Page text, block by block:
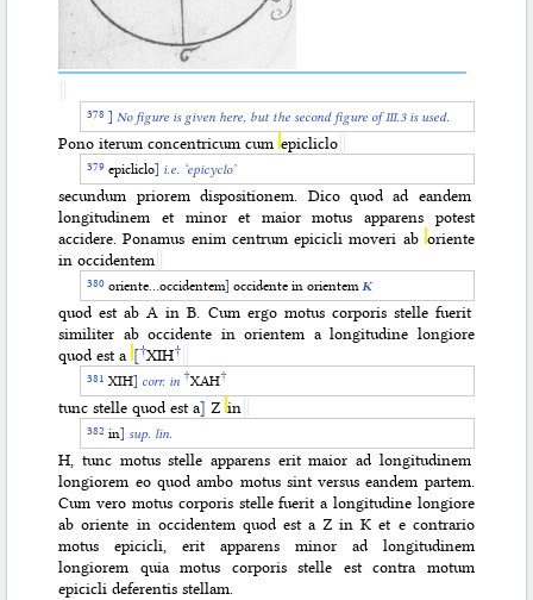
] No figure is given here, but the second figure of III.3 is used.
Pono iterum concentricum cum epicliclo
epicliclo] i.e. ‘epicyclo’
secundum priorem dispositionem. Dico quod ad eandem
longitudinem et minor et maior motus apparens potest
accidere. Ponamus enim centrum epicicli moveri ab oriente
in occidentem
oriente…occidentem] occidente in orientemK
quod est ab A in B. Cum ergo motus corporis stelle fuerit
similiter ab occidente in orientem a longitudine longiore
quod est a [†XIH†
XIH] corr. in †XAH†
tunc stelle quod est a] Z in
in] sup. lin.
H, tunc motus stelle apparens erit maior ad longitudinem
longiorem eo quod ambo motus sint versus eandem partem.
Cum vero motus corporis stelle fuerit a longitudine longiore
ab oriente in occidentem quod est a Z in K et e contrario
motus epicicli, erit apparens minor ad longitudinem
longiorem quia motus corporis stelle est contra motum
epicicli deferentis stellam.